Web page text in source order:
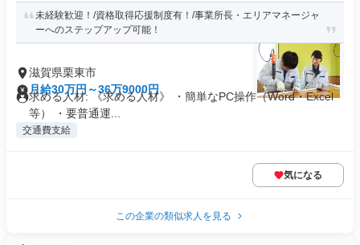
未経験歓迎！/資格取得応援制度有！/事業所長・エリアマネージャ
ーへのステップアップ可能！
滋賀県栗東市
月給30万円～36万9000円
求める人材: 《求める人材》 ・簡単なPC操作（Word・Excel
等） ・要普通運...
交通費支給
気になる
この企業の類似求人を見る